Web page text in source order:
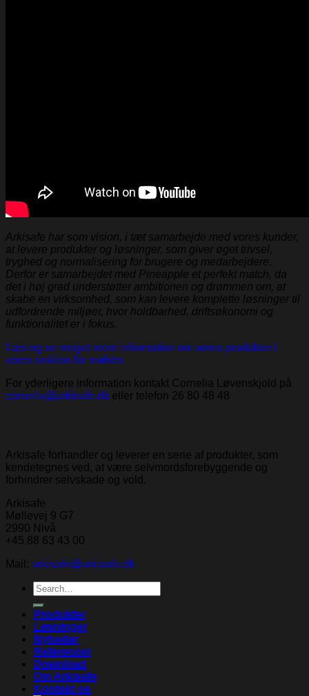
Arkisafe har som vision, i tæt samarbejde med vores kunder,
at levere produkter og løsninger, som giver øget trivsel,
tryghed og normalisering for brugere og medarbejdere.
Derfor er samarbejdet med Pineapple et perfekt match, da
det i høj grad understøtter ambitionen og drømmen om, at
skabe en virksomhed, som kan levere komplette løsninger til
udfordrende miljøer, hvor holdbarhed, driftsøkonomi og
funktionalitet er i fokus.
Læs og se meget mere information om vores produkter i
vores sektion for møbler.
For yderligere information kontakt Cornelia Løvenskjold på
cornelia@arkisafe.dk eller telefon 26 80 48 48
Arkisafe forhandler og leverer en serie af produkter, som
kendetegnes ved, at være selvmordsforebyggende og
forhindrer selvskade og vold.
Arkisafe
Møllevej 9 G7
2990 Nivå
+45 88 63 43 00
Mail: arkisafe@arkisafe.dk
Search
for:
Produkter
Løsninger
Nyheder
Referencer
Download
Om Arkisafe
Kontakt os